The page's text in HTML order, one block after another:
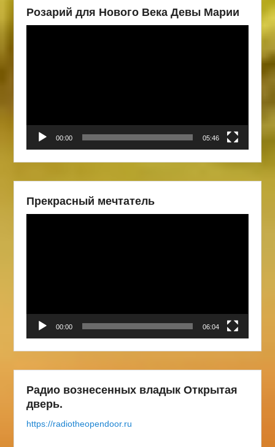
Розарий для Нового Века Девы Марии
00:00 05:46
Прекрасный мечтатель
00:00 06:04
Радио вознесенных владык Открытая
дверь.
https://radiotheopendoor.ru